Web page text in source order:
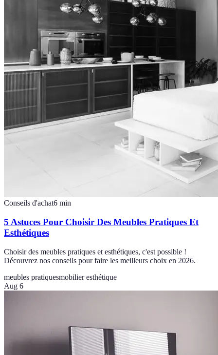
Conseils d'achat6 min
5 Astuces Pour Choisir Des Meubles Pratiques Et
Esthétiques
Choisir des meubles pratiques et esthétiques, c'est possible !
Découvrez nos conseils pour faire les meilleurs choix en 2026.
meubles pratiquesmobilier esthétique
Aug 6